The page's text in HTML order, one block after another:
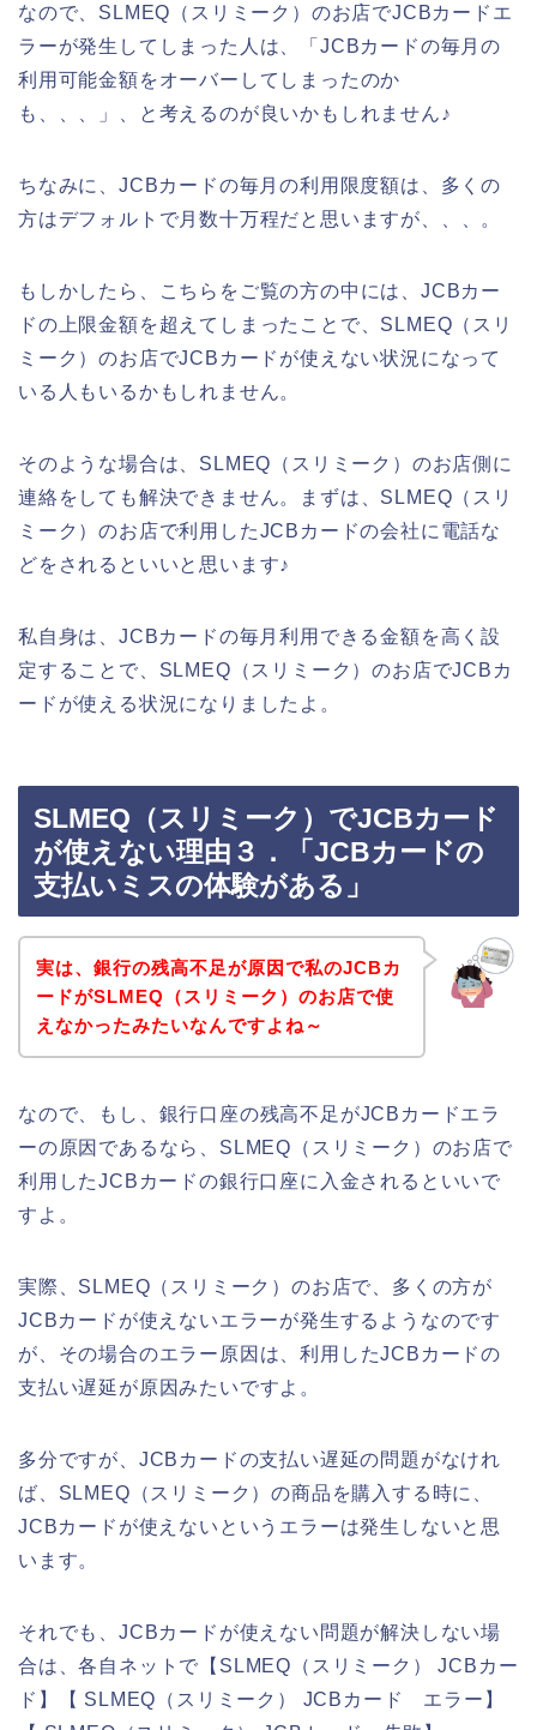
なので、SLMEQ（スリミーク）のお店でJCBカードエ
ラーが発生してしまった人は、「JCBカードの毎月の
利用可能金額をオーバーしてしまったのか
も、、、」、と考えるのが良いかもしれません♪
ちなみに、JCBカードの毎月の利用限度額は、多くの
方はデフォルトで月数十万程だと思いますが、、、。
もしかしたら、こちらをご覧の方の中には、JCBカー
ドの上限金額を超えてしまったことで、SLMEQ（スリ
ミーク）のお店でJCBカードが使えない状況になって
いる人もいるかもしれません。
そのような場合は、SLMEQ（スリミーク）のお店側に
連絡をしても解決できません。まずは、SLMEQ（スリ
ミーク）のお店で利用したJCBカードの会社に電話な
どをされるといいと思います♪
私自身は、JCBカードの毎月利用できる金額を高く設
定することで、SLMEQ（スリミーク）のお店でJCBカ
ードが使える状況になりましたよ。
SLMEQ（スリミーク）でJCBカード
が使えない理由３．「JCBカードの
支払いミスの体験がある」
実は、銀行の残高不足が原因で私のJCBカ
ードがSLMEQ（スリミーク）のお店で使
えなかったみたいなんですよね～
なので、もし、銀行口座の残高不足がJCBカードエラ
ーの原因であるなら、SLMEQ（スリミーク）のお店で
利用したJCBカードの銀行口座に入金されるといいで
すよ。
実際、SLMEQ（スリミーク）のお店で、多くの方が
JCBカードが使えないエラーが発生するようなのです
が、その場合のエラー原因は、利用したJCBカードの
支払い遅延が原因みたいですよ。
多分ですが、JCBカードの支払い遅延の問題がなけれ
ば、SLMEQ（スリミーク）の商品を購入する時に、
JCBカードが使えないというエラーは発生しないと思
います。
それでも、JCBカードが使えない問題が解決しない場
合は、各自ネットで【SLMEQ（スリミーク） JCBカー
ド】【 SLMEQ（スリミーク） JCBカード エラー】